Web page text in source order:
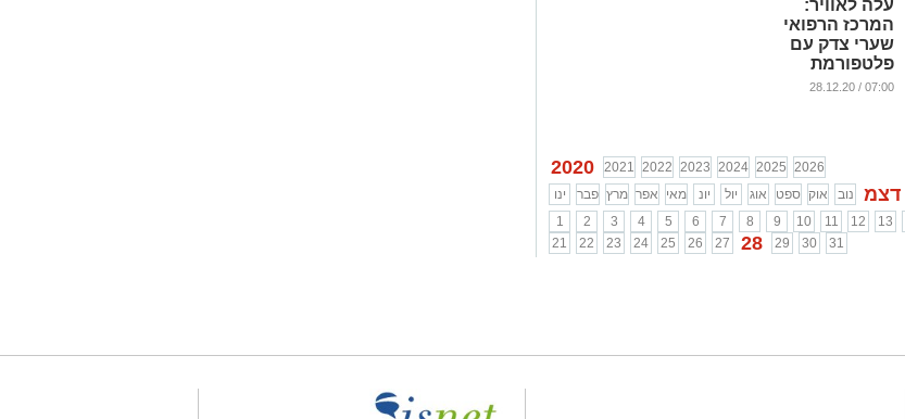
עלה לאוויר:
המרכז הרפואי
שערי צדק עם
פלטפורמת
הרפואה מרחוק
07:00 / 28.12.20
2020 2021 2022 2023 2024 2025 2026
ינו
פבר מרץ אפר מאי יונ יול אוג ספט אוק נוב דצמ
1 2 3 4 5 6 7 8 9 10 11 12 13
21
22 23 24 25 26 27 28 29 30 31